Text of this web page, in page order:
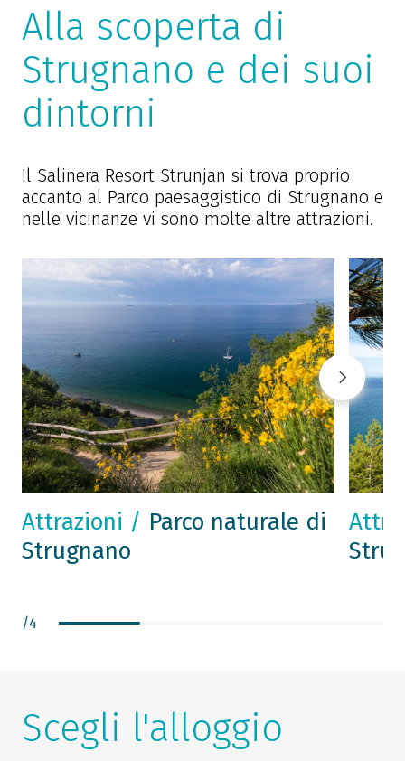
Alla scoperta di
Strugnano e dei suoi
dintorni
Il Salinera Resort Strunjan si trova proprio
accanto al Parco paesaggistico di Strugnano e
nelle vicinanze vi sono molte altre attrazioni.
Attrazioni / Parco naturale di
Strugnano
/4
Scegli l'alloggio